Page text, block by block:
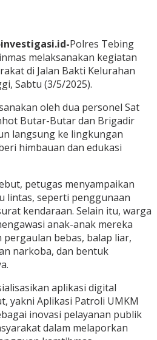
Polres Tebing
melaksanakan kegiatan
di Jalan Bakti Kelurahan
Sabtu (3/5/2025).
oleh dua personel Sat
Butar-Butar dan Brigadir
langsung ke lingkungan
himbauan dan edukasi
petugas menyampaikan
lintas, seperti penggunaan
kendaraan. Selain itu, warga
anak-anak mereka
bebas, balap liar,
narkoba, dan bentuk
aplikasi digital
yakni Aplikasi Patroli UMKM
inovasi pelayanan publik
dalam melaporkan